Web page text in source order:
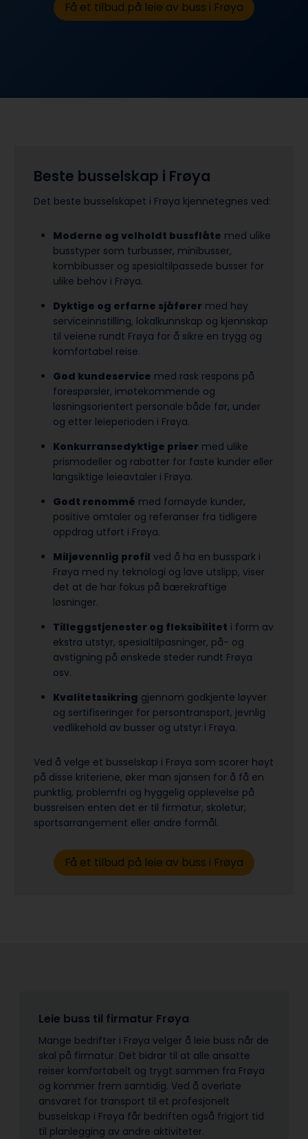
Få et tilbud på leie av buss i Frøya
Beste busselskap i Frøya
Det beste busselskapet i Frøya kjennetegnes ved:
Moderne og velholdt bussflåte med ulike
busstyper som turbusser, minibusser,
kombibusser og spesialtilpassede busser for
ulike behov i Frøya.
Dyktige og erfarne sjåfører med høy
serviceinnstilling, lokalkunnskap og kjennskap
til veiene rundt Frøya for å sikre en trygg og
komfortabel reise.
God kundeservice med rask respons på
forespørsler, imøtekommende og
løsningsorientert personale både før, under
og etter leieperioden i Frøya.
Konkurransedyktige priser med ulike
prismodeller og rabatter for faste kunder eller
langsiktige leieavtaler i Frøya.
Godt renommé med fornøyde kunder,
positive omtaler og referanser fra tidligere
oppdrag utført i Frøya.
Miljøvennlig profil ved å ha en busspark i
Frøya med ny teknologi og lave utslipp, viser
det at de har fokus på bærekraftige
løsninger.
Tilleggstjenester og fleksibilitet i form av
ekstra utstyr, spesialtilpasninger, på- og
avstigning på ønskede steder rundt Frøya
osv.
Kvalitetssikring gjennom godkjente løyver
og sertifiseringer for persontransport, jevnlig
vedlikehold av busser og utstyr i Frøya.
Ved å velge et busselskap i Frøya som scorer høyt
på disse kriteriene, øker man sjansen for å få en
punktlig, problemfri og hyggelig opplevelse på
bussreisen enten det er til firmatur, skoletur,
sports­arrangement eller andre formål.
Få et tilbud på leie av buss i Frøya
Leie buss til firmatur Frøya
Mange bedrifter i Frøya velger å leie buss når de
skal på firmatur. Det bidrar til at alle ansatte
reiser komfortabelt og trygt sammen fra Frøya
og kommer frem samtidig. Ved å overlate
ansvaret for transport til et profesjonelt
busselskap i Frøya får bedriften også frigjort tid
til planlegging av andre aktiviteter.